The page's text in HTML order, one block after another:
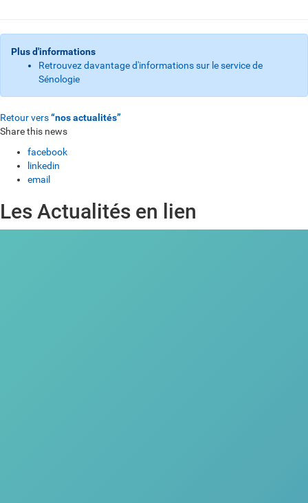
Plus d'informations
Retrouvez davantage d'informations sur le service de
Sénologie
Retour vers“nos actualités”
Share this news
facebook
linkedin
email
Les Actualités en lien